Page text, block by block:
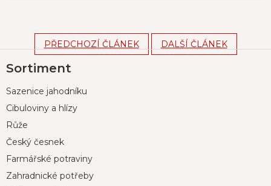
PŘEDCHOZÍ ČLÁNEK DALŠÍ ČLÁNEK
á
a
Sortiment
Sazenice jahodníku
Cibuloviny a hlízy
Růže
Český česnek
Farmářské potraviny
Zahradnické potřeby